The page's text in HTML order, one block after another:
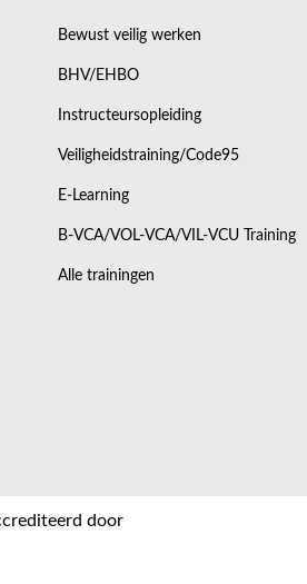
Bewust veilig werken
BHV/EHBO
Instructeursopleiding
Veiligheidstraining/Code95
E-Learning
B-VCA/VOL-VCA/VIL-VCU Training
Alle trainingen
door